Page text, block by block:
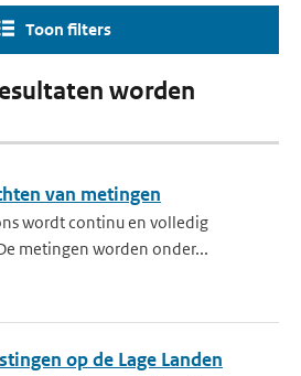
Toon filters
worden
van metingen
wordt continu en volledig
metingen worden onder...
op de Lage Landen